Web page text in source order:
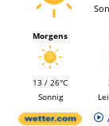
Morgens
13 / 26°C
Sonnig